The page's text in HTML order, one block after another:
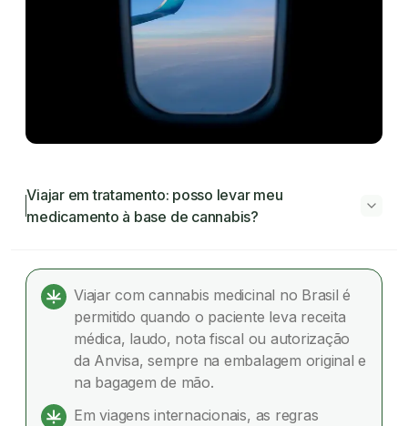
Viajar em tratamento: posso levar meu
medicamento à base de cannabis?
Viajar em tratamento: posso levar meu
medicamento à base de cannabis?
O que é Cannabis Medicinal?
Viajar com Cannabis Medicinal no Brasil
Viajar com cannabis medicinal para o exterior
Viajar com cannabis medicinal no Brasil é
permitido quando o paciente leva receita
médica, laudo, nota fiscal ou autorização
da Anvisa, sempre na embalagem original e
na bagagem de mão.
Em viagens internacionais, as regras